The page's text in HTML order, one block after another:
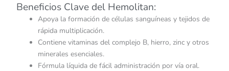
Beneficios Clave del Hemolitan:
Apoya la formación de células sanguíneas y tejidos de
rápida multiplicación.
Contiene vitaminas del complejo B, hierro, zinc y otros
minerales esenciales.
Fórmula líquida de fácil administración por vía oral.